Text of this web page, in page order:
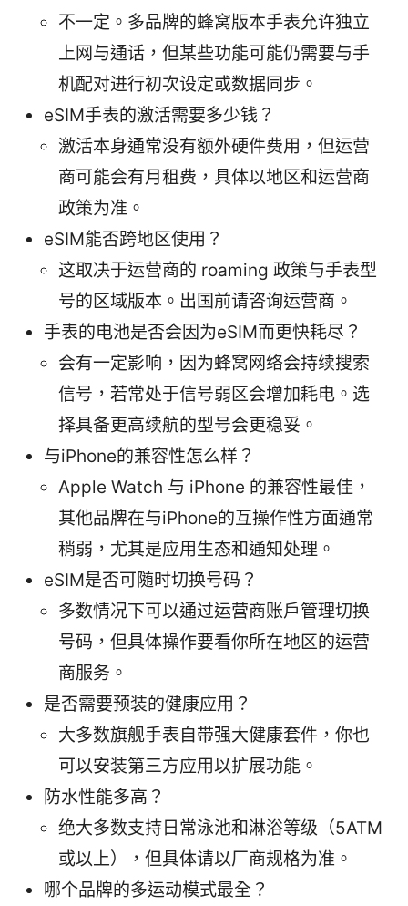
不一定。多品牌的蜂窝版本手表允许独立
上网与通话，但某些功能可能仍需要与手
机配对进行初次设定或数据同步。
eSIM手表的激活需要多少钱？
激活本身通常没有额外硬件费用，但运营
商可能会有月租费，具体以地区和运营商
政策为准。
eSIM能否跨地区使用？
这取决于运营商的 roaming 政策与手表型
号的区域版本。出国前请咨询运营商。
手表的电池是否会因为eSIM而更快耗尽？
会有一定影响，因为蜂窝网络会持续搜索
信号，若常处于信号弱区会增加耗电。选
择具备更高续航的型号会更稳妥。
与iPhone的兼容性怎么样？
Apple Watch 与 iPhone 的兼容性最佳，
其他品牌在与iPhone的互操作性方面通常
稍弱，尤其是应用生态和通知处理。
eSIM是否可随时切换号码？
多数情况下可以通过运营商账户管理切换
号码，但具体操作要看你所在地区的运营
商服务。
是否需要预装的健康应用？
大多数旗舰手表自带强大健康套件，你也
可以安装第三方应用以扩展功能。
防水性能多高？
绝大多数支持日常泳池和淋浴等级（5ATM
或以上），但具体请以厂商规格为准。
哪个品牌的多运动模式最全？